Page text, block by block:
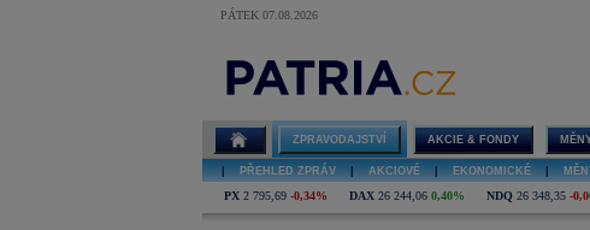
PÁTEK 07.08.2026
ZPRAVODAJSTVÍ AKCIE & FONDY
PŘEHLED ZPRÁV AKCIOVÉ EKONOMICKÉ
PX 2 795,69 -0,34% DAX 26 244,06 0,40% NDQ 26 348,35 -